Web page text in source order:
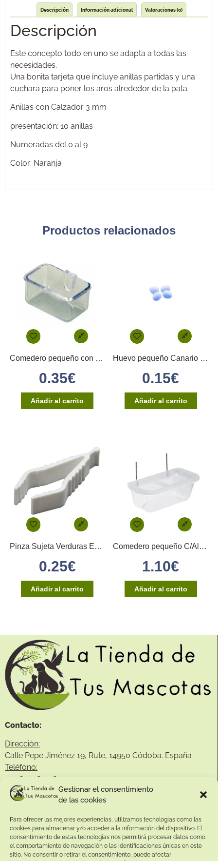
Gestionar el consentimiento
de las cookies
Para ofrecer las mejores experiencias, utilizamos tecnologías como las
cookies para almacenar y/o acceder a la información del dispositivo. El
consentimiento de estas tecnologías nos permitirá procesar datos como
el comportamiento de navegación o las identificaciones únicas en este
sitio. No consentir o retirar el consentimiento, puede afectar
Descripción Información adicional Valoraciones (0)
Descripción
Este concepto todo en uno se adapta a todas las
necesidades.
Una bonita tarjeta que incluye anillas partidas y una
cuchara para poner los aros alrededor de la pata.
Anillas con Calzador 3 mm
presentación: 10 anillas
Numeradas del 0 al 9
Color: Naranja
Productos relacionados
Comedero pequeño con enganche directo
0.35€
Añadir al carrito
Huevo pequeño Canario (azul)
0.15€
Añadir al carrito
Pinza Sujeta Verduras En Plástico
0.25€
Añadir al carrito
Comedero pequeño C/Alambres y Huella
1.10€
Añadir al carrito
Contacto:
Dirección:
Calle Pepe Jiménez 19, Rute, 14950 Códoba. España
Teléfono:
641081328
Email:
info@
latiendadetusmascotas.com
Enlaces de interés:
Aviso Legal
Términos y condiciones